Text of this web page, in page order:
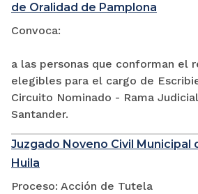
de Oralidad de Pamplona
Convoca:
a las personas que conforman el
elegibles para el cargo de
Circuito Nominado - Rama
Santander.
Juzgado Noveno Civil Municipal
Huila
Proceso: Acción de Tutela